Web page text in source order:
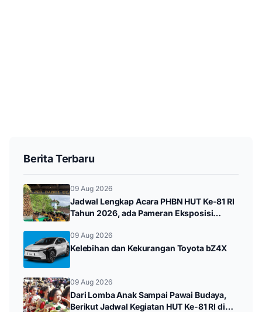
Berita Terbaru
09 Aug 2026
Jadwal Lengkap Acara PHBN HUT Ke-81 RI
Tahun 2026, ada Pameran Eksposisi
09 Aug 2026
Kelebihan dan Kekurangan Toyota bZ4X
09 Aug 2026
Dari Lomba Anak Sampai Pawai Budaya,
Berikut Jadwal Kegiatan HUT Ke-81 RI di